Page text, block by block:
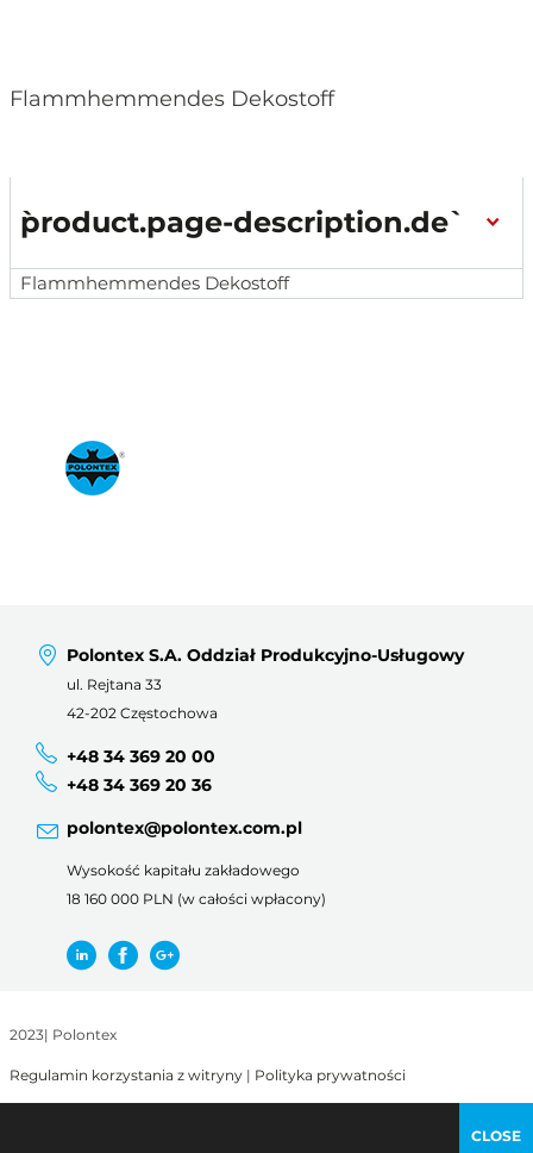
CLOSE
Flammhemmendes Dekostoff
`product.page-description.de`
Flammhemmendes Dekostoff
Polontex S.A. Oddział Produkcyjno-Usługowy
ul. Rejtana 33
42-202 Częstochowa
+48 34 369 20 00
+48 34 369 20 36
polontex@polontex.com.pl
Wysokość kapitału zakładowego
18 160 000 PLN (w całości wpłacony)
2023| Polontex
Regulamin korzystania z witryny | Polityka prywatności